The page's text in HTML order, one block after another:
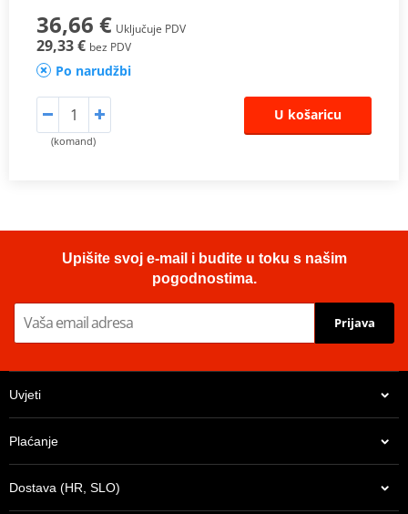
36,66 € Uključuje PDV
29,33 € bez PDV
Po narudžbi
(komand)
U košaricu
Upišite svoj e-mail i budite u toku s našim
pogodnostima.
Prijava
Uvjeti
Plaćanje
Dostava (HR, SLO)